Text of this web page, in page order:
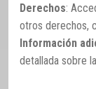
Derechos:
otros derechos,
Información
detallada sobre